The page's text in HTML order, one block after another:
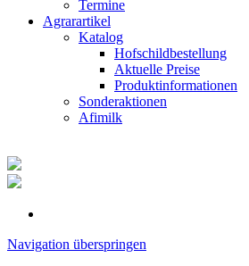
Termine
Agrarartikel
Katalog
Hofschildbestellung
Aktuelle Preise
Produktinformationen
Sonderaktionen
Afimilk
Navigation überspringen